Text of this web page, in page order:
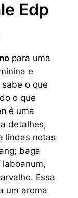
Edp
para uma
e
o que
o que
é uma
detalhes,
lindas notas
baga
Essa
um aroma